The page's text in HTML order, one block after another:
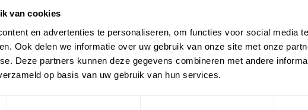
van cookies
en advertenties te personaliseren, om functies voor social media
Ook delen we informatie over uw gebruik van onze site met onze
Deze partners kunnen deze gegevens combineren met andere
op basis van uw gebruik van hun services.
€469,00
(Incl. btw€ 567,49)
Berg uw documenten op in deze prachtige
perfect aan op de andere producten uit deze lijn.